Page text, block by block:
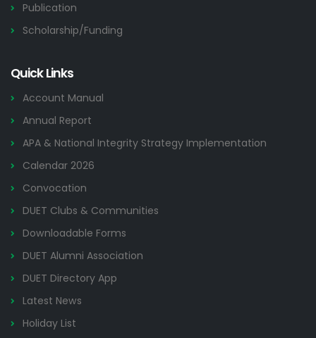
Publication
Scholarship/Funding
Quick Links
Account Manual
Annual Report
APA & National Integrity Strategy Implementation
Calendar 2026
Convocation
DUET Clubs & Communities
Downloadable Forms
DUET Alumni Association
DUET Directory App
Latest News
Holiday List